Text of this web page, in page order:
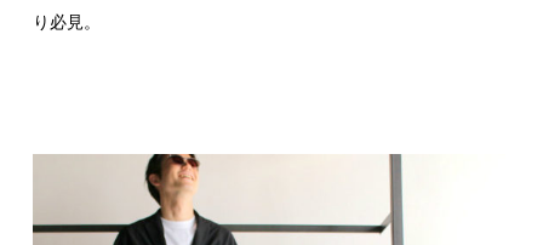
り必見。